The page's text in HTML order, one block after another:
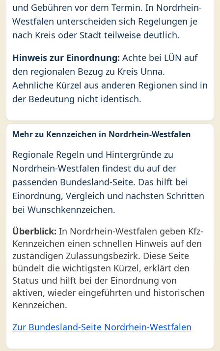
und Gebühren vor dem Termin. In Nordrhein-
Westfalen unterscheiden sich Regelungen je
nach Kreis oder Stadt teilweise deutlich.
Hinweis zur Einordnung: Achte bei LÜN auf
den regionalen Bezug zu Kreis Unna.
Aehnliche Kürzel aus anderen Regionen sind in
der Bedeutung nicht identisch.
Mehr zu Kennzeichen in Nordrhein-Westfalen
Regionale Regeln und Hintergründe zu
Nordrhein-Westfalen findest du auf der
passenden Bundesland-Seite. Das hilft bei
Einordnung, Vergleich und nächsten Schritten
bei Wunschkennzeichen.
Überblick: In Nordrhein-Westfalen geben Kfz-
Kennzeichen einen schnellen Hinweis auf den
zuständigen Zulassungsbezirk. Diese Seite
bündelt die wichtigsten Kürzel, erklärt den
Status und hilft bei der Einordnung von
aktiven, wieder eingeführten und historischen
Kennzeichen.
Zur Bundesland-Seite Nordrhein-Westfalen